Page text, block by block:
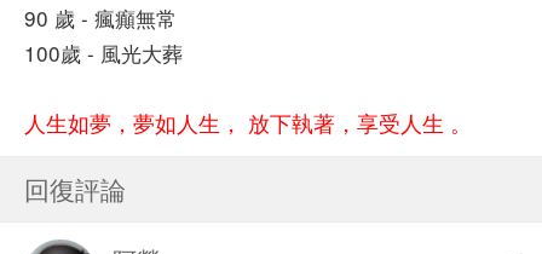
90 歲 - 瘋癲無常
100歲 - 風光大葬
人生如夢，夢如人生， 放下執著，享受人生 。
回復評論